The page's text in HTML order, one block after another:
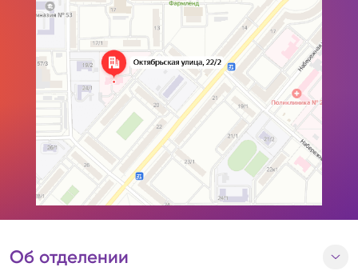
Об отделении